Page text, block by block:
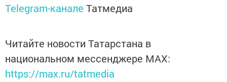
Telegram-канале Татмедиа
Читайте новости Татарстана в
национальном мессенджере MАХ:
https://max.ru/tatmedia